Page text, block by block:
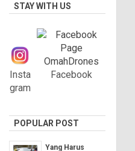
STAY WITH US
Insta
gram
Facebook
POPULAR POST
Yang Harus